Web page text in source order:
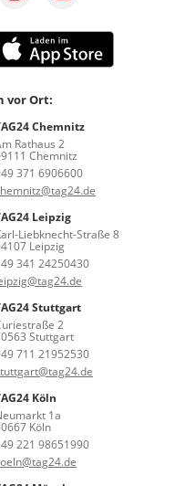
vor Ort:
Chemnitz
Rathaus 2
Chemnitz
371 6906600
Leipzig
Liebknecht-Straße 8
Leipzig
341 24250430
Stuttgart
2
Stuttgart
711 21952530
Köln
1a
Köln
221 98651990